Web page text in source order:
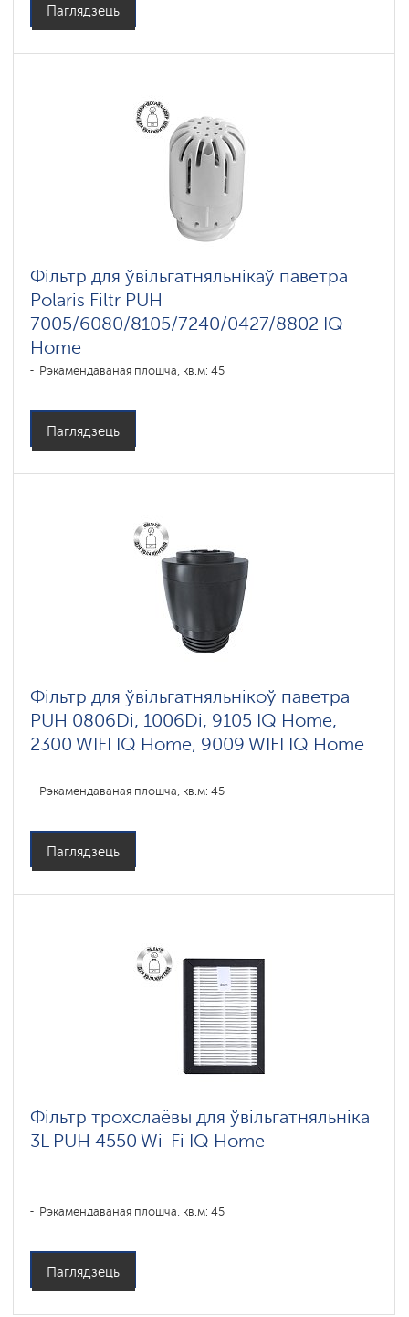
Паглядзець
Фільтр для ўвільгатняльнікаў паветра
Polaris Filtr PUH
7005/6080/8105/7240/0427/8802 IQ
Home
Рэкамендаваная плошча, кв.м: 45
Паглядзець
Фільтр для ўвільгатняльнікоў паветра
PUH 0806Di, 1006Di, 9105 IQ Home,
2300 WIFI IQ Home, 9009 WIFI IQ Home
Рэкамендаваная плошча, кв.м: 45
Паглядзець
Фільтр трохслаёвы для ўвільгатняльніка
3L PUH 4550 Wi-Fi IQ Home
Рэкамендаваная плошча, кв.м: 45
Паглядзець